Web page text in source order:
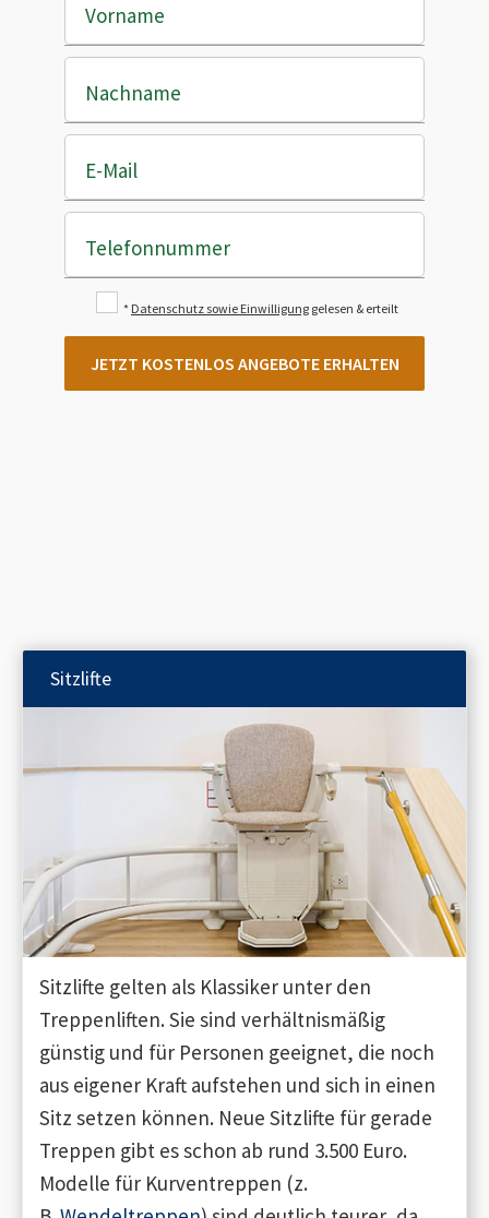
Vorname
Nachname
E-Mail
Telefonnummer
* Datenschutz sowie Einwilligung gelesen & erteilt
JETZT KOSTENLOS ANGEBOTE ERHALTEN
Sitzlifte
Sitzlifte gelten als Klassiker unter den
Treppenliften. Sie sind verhältnismäßig
günstig und für Personen geeignet, die noch
aus eigener Kraft aufstehen und sich in einen
Sitz setzen können. Neue Sitzlifte für gerade
Treppen gibt es schon ab rund 3.500 Euro.
Modelle für Kurventreppen (z.